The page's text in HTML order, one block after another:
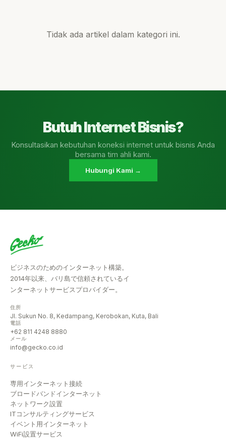
Tidak ada artikel dalam kategori ini.
Butuh Internet Bisnis?
Konsultasikan kebutuhan koneksi internet untuk bisnis Anda
bersama tim ahli kami.
Hubungi Kami →
ビジネスのためのインターネット構築。
2014年以来、バリ島で信頼されているイ
ンターネットサービスプロバイダー。
住所
Jl. Sukun No. 8, Kedampang, Kerobokan, Kuta, Bali
電話
+62 811 4248 8880
メール
info@gecko.co.id
サービス
専用インターネット接続
ブロードバンドインターネット
ネットワーク設置
ITコンサルティングサービス
イベント用インターネット
WiFi設置サービス